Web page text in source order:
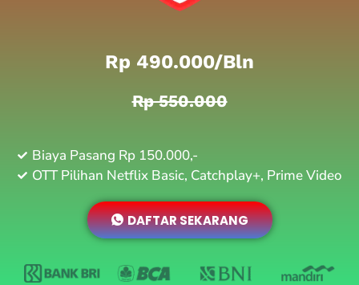
Rp 490.000/bln
Rp 550.000
Biaya Pasang Rp 150.000,-
OTT Pilihan Netflix Basic, Catchplay+, Prime Video
DAFTAR SEKARANG